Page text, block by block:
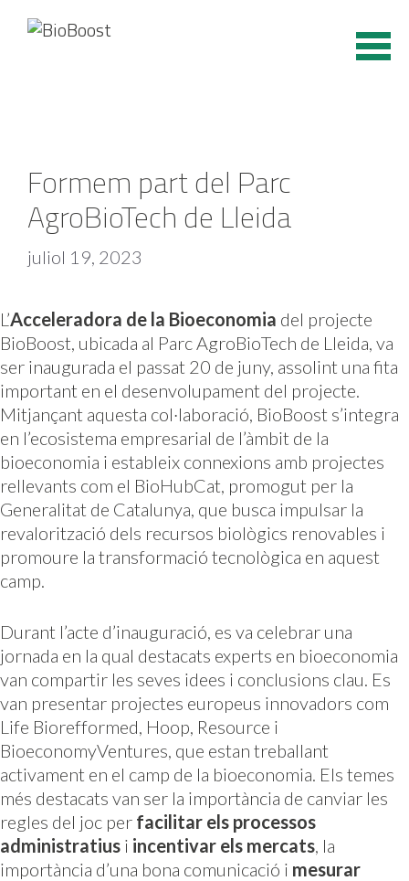
Formem part del Parc
AgroBioTech de Lleida
juliol 19, 2023
L’Acceleradora de la Bioeconomia del projecte
BioBoost, ubicada al Parc AgroBioTech de Lleida, va
ser inaugurada el passat 20 de juny, assolint una fita
important en el desenvolupament del projecte.
Mitjançant aquesta col·laboració, BioBoost s’integra
en l’ecosistema empresarial de l’àmbit de la
bioeconomia i estableix connexions amb projectes
rellevants com el BioHubCat, promogut per la
Generalitat de Catalunya, que busca impulsar la
revalorització dels recursos biològics renovables i
promoure la transformació tecnològica en aquest
camp.
Durant l’acte d’inauguració, es va celebrar una
jornada en la qual destacats experts en bioeconomia
van compartir les seves idees i conclusions clau. Es
van presentar projectes europeus innovadors com
Life Biorefformed, Hoop, Resource i
BioeconomyVentures, que estan treballant
activament en el camp de la bioeconomia. Els temes
més destacats van ser la importància de canviar les
regles del joc per facilitar els processos
administratius i incentivar els mercats, la
importància d’una bona comunicació i mesurar